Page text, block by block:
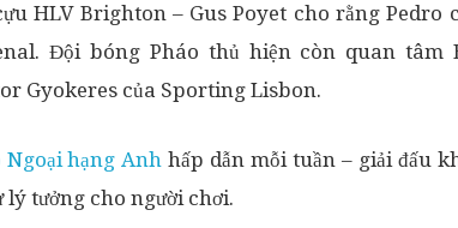
HLV Brighton – Gus Poyet cho rằng Pedro
Đội bóng Pháo thủ hiện còn quan tâm
Gyokeres của Sporting Lisbon.
Ngoại hạng Anh hấp dẫn mỗi tuần – giải đấu
lý tưởng cho người chơi.